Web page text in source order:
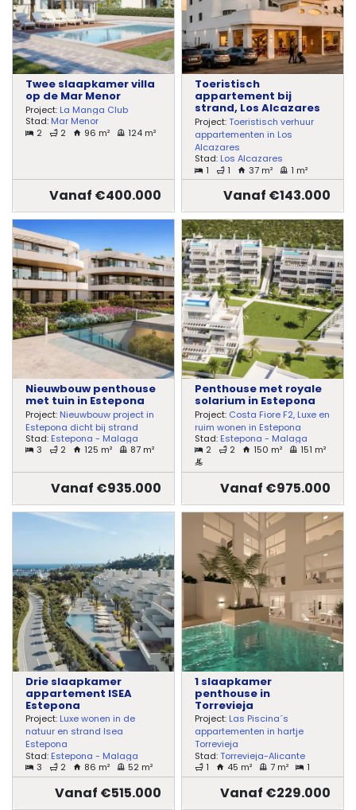
Twee slaapkamer villa
op de Mar Menor
Project: La Manga Club
Stad: Mar Menor
2
2 96 m² 124 m²
Vanaf €400.000
Toeristisch
appartement bij
strand, Los Alcazares
Project:Toeristisch verhuur
appartementen in Los
Alcazares
Stad: Los Alcazares
1
1 37 m² 1 m²
Vanaf €143.000
Nieuwbouw penthouse
met tuin in Estepona
Project: Nieuwbouw project in
Estepona dicht bij strand
Stad: Estepona - Malaga
3
2 125 m² 87 m²
Vanaf €935.000
Penthouse met royale
solarium in Estepona
Project: Costa Fiore F2, Luxe en
ruim wonen in Estepona
Stad: Estepona - Malaga
2
2 150 m² 151 m²
Vanaf €975.000
Drie slaapkamer
appartement ISEA
Estepona
Project: Luxe wonen in de
natuur en strand Isea
Estepona
Stad: Estepona - Malaga
3
2 86 m² 52 m²
Vanaf €515.000
1 slaapkamer
penthouse in
Torrevieja
Project: Las Piscina´s
appartementen in hartje
Torrevieja
Stad:Torrevieja-Alicante
1
45 m² 7 m² 1
Vanaf €229.000